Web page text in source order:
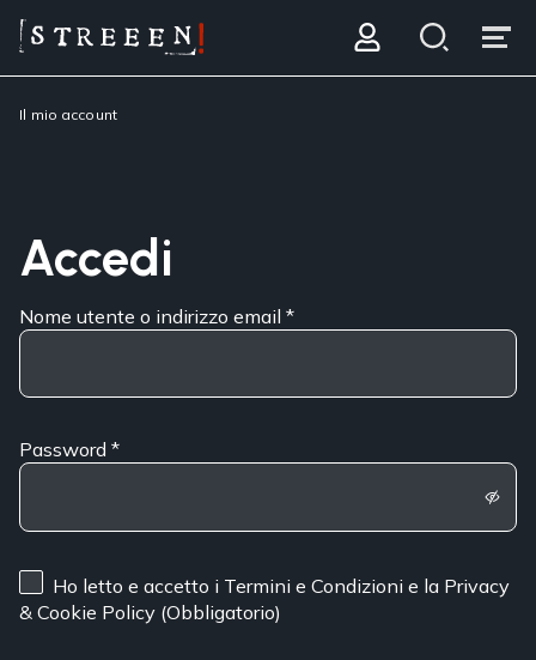
Il mio account
Accedi
Nome utente o indirizzo email*
Password*
Ho letto e accetto i Termini e Condizioni e la Privacy
& Cookie Policy (Obbligatorio)